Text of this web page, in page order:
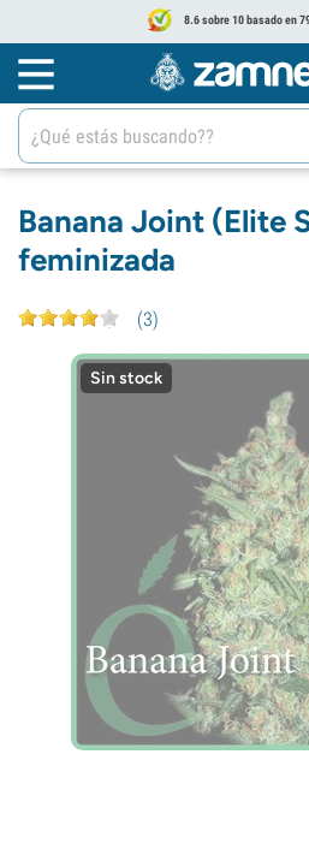
8.6 sobre 10 basado en
Banana Joint (Elite
feminizada
(3)
Sin stock